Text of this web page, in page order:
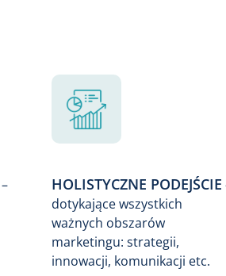
HOLISTYCZNE PODEJŚCIE
dotykające wszystkich
ważnych obszarów
marketingu: strategii,
innowacji, komunikacji etc.